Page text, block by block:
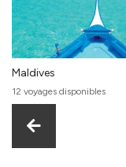
Maldives
12 voyages disponibles